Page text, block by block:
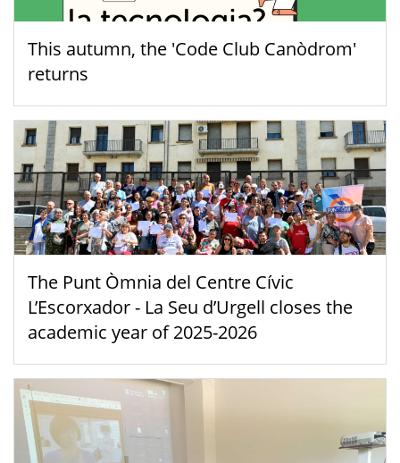
This autumn, the 'Code Club Canòdrom'
returns
The Punt Òmnia del Centre Cívic
L’Escorxador - La Seu d’Urgell closes the
academic year of 2025-2026